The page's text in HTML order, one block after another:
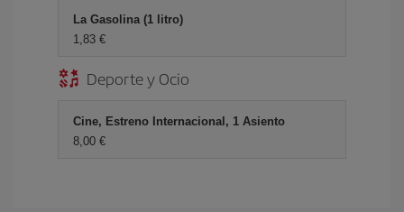
La Gasolina (1 litro)
1,83 €
Deporte y Ocio
Cine, Estreno Internacional, 1 Asiento
8,00 €